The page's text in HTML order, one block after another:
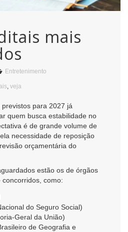
mais
Entretenimento
veja
para 2027 já
quem busca estabilidade no
é de grande volume de
necessidade de reposição
orçamentária do
estão os de órgãos
como:
do Seguro Social)
Geral da União)
de Geografia e